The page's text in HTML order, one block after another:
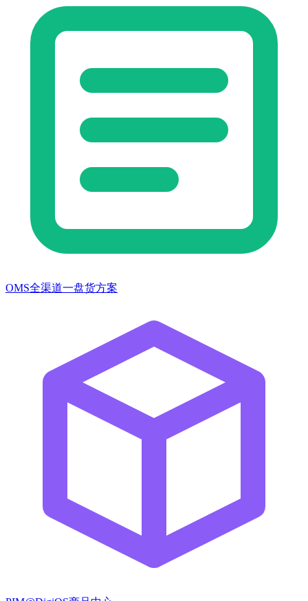
OMS全渠道一盘货方案